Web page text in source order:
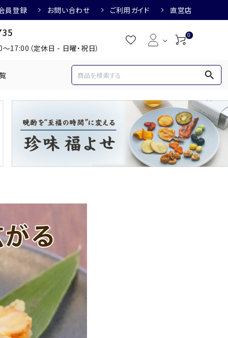
員登録 お問い合わせ ご利用ガイド 直営店
17:00（定休日 - 日曜・祝日）
0
焼酎におすすめ
3,000円 3,001円～4,000円
search